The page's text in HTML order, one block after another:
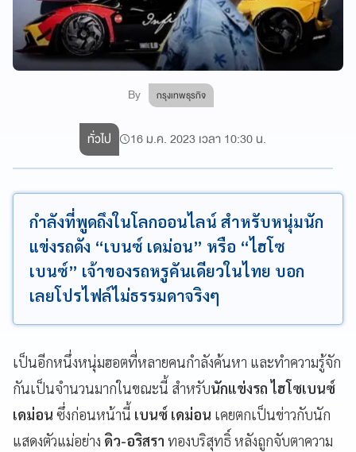
By กรุงเทพธุรกิจ
ทั่วไป 16 ม.ค. 2023 เวลา 10:30 น.
กำลังที่พูดถึงในโลกออนไลน์ สำหรับหนุ่มนัก
แข่งรถดัง “เบนซ์ เดม่อน” หรือ “ไฮโซ
เบนซ์” เจ้าของรถหรูคันเดียวในไทย บอก
เลยโปรไฟล์ไม่ธรรมดาจริงๆ
เป็นอีกหนึ่งหนุ่มฮอตที่หลายคนกำลังค้นหา และทำความรู้จัก
กันเป็นจำนวนมากในขณะนี้ สำหรับนักแข่งรถ ไฮโซเบนซ์
เดม่อน ซึ่งก่อนหน้านี้ เบนซ์ เดม่อน เคยตกเป็นข่าวกับนัก
แสดงตัวแม่อย่าง ดิว-อริสรา ทองบริสุทธิ์ หลังถูกจับตาความ